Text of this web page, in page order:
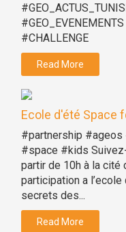
#CHALLENGE
Read More
Ecole d'été Space
#partnership
#space #kids
partir de 10h à la cité
participation a
secrets des...
Read More